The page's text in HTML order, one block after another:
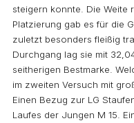
steigern konnte. Die Weite
Platzierung gab es für die
zuletzt besonders fleißig
Durchgang lag sie mit
seitherigen Bestmarke.
im zweiten Versuch mit
Einen Bezug zur LG
Laufes der Jungen M 15.